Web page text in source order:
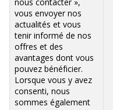
vous envoyer nos
actualités et vous
tenir informé de nos
offres et des
avantages dont vous
pouvez bénéficier.
Lorsque vous y avez
consenti, nous
sommes également